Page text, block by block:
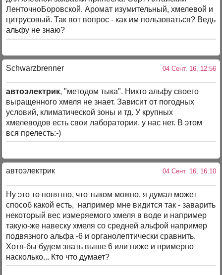
ЛенточноБоровской. Аромат изумительный, хмелевой и
цитрусовый. Так вот вопрос - как им пользоваться? Ведь
альфу не знаю?
Schwarzbrenner 04 Сент. 16, 12:56
автоэлектрик, "методом тыка". Никто альфу своего
выращенного хмеля не знает. Зависит от погодных
условий, климатической зоны и тд. У крупных
хмелеводов есть свои лаборатории, у нас нет. В этом
вся прелесть:-)
автоэлектрик 04 Сент. 16, 16:10
Ну это то понятно, что тыком можно, я думал может
способ какой есть, например мне видится так - заварить
некоторый вес измеряемого хмеля в воде и например
такую-же навеску хмеля со средней альфой например
подвязного альфа -6 и органолептически сравнить.
Хотя-бы будем знать выше 6 или ниже и примерно
насколько... Кто что думает?